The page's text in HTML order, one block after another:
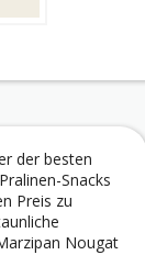
der besten
Snacks
Preis zu
Nougat